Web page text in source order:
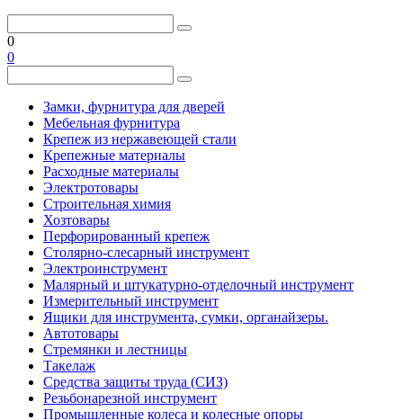
0
0
Замки, фурнитура для дверей
Мебельная фурнитура
Крепеж из нержавеющей стали
Крепежные материалы
Расходные материалы
Электротовары
Строительная химия
Хозтовары
Перфорированный крепеж
Столярно-слесарный инструмент
Электроинструмент
Малярный и штукатурно-отделочный инструмент
Измерительный инструмент
Ящики для инструмента, сумки, органайзеры.
Автотовары
Стремянки и лестницы
Такелаж
Средства защиты труда (СИЗ)
Резьбонарезной инструмент
Промышленные колеса и колесные опоры